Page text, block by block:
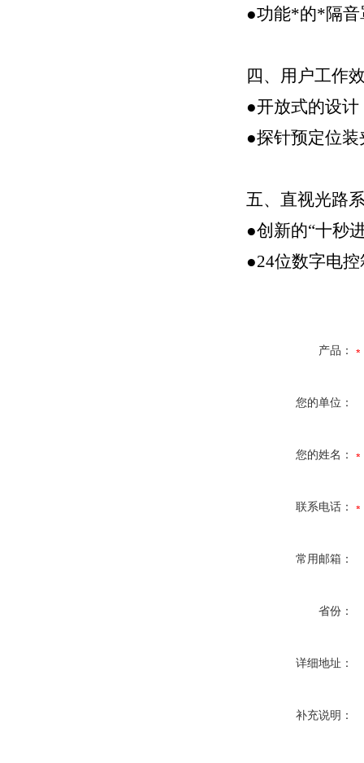
●功能*的*隔音
四、用户工作
●开放式的设
●探针预定位
五、直视光路
●创新的“十秒
●24位数字电
产品：
您的单位：
您的姓名：
联系电话：
常用邮箱：
省份：
详细地址：
补充说明：